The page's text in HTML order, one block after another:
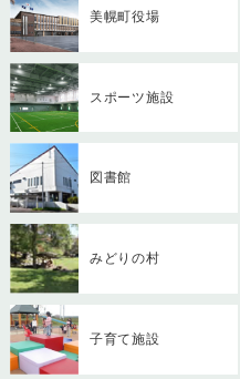
美幌町役場
スポーツ施設
図書館
みどりの村
子育て施設